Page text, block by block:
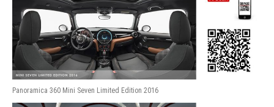
Panoramica 360 Mini Seven Limited Edition 2016